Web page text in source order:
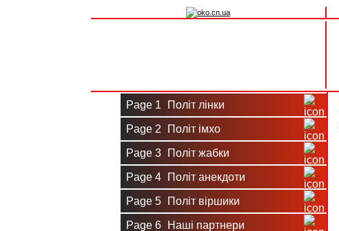
Page 1 Політ лінки
Page 2 Політ імхо
Page 3 Політ жабки
Page 4 Політ анекдоти
Page 5 Політ віршики
Page 6 Наші партнери